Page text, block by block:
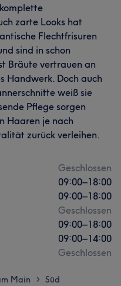
zarte Looks hat
Flechtfrisuren
sind in schon
Bräute vertrauen an
Handwerk. Doch auch
weiß sie
Pflege sorgen
Haaren je nach
zurück verleihen.
Geschlossen
09:00–18:00
09:00–18:00
Geschlossen
09:00–18:00
09:00–14:00
Geschlossen
Main > Süd